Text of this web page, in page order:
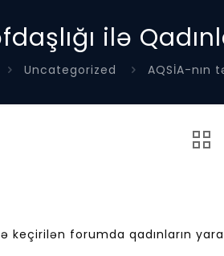
ilə
Uncategorized AQSİA-nın
keçirilən forumda qadınların